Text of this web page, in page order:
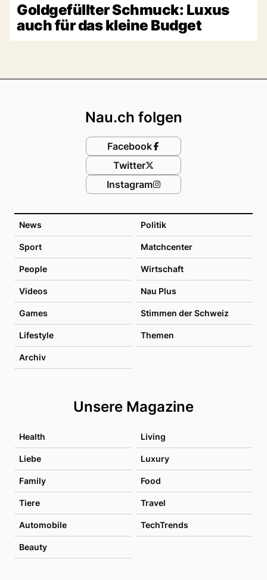
Goldgefüllter Schmuck: Luxus
auch für das kleine Budget
News Politik
Sport Matchcenter
People Wirtschaft
Videos Nau Plus
Games Stimmen der Schweiz
Lifestyle Themen
Archiv
Unsere Magazine
Health Living
Liebe Luxury
Family Food
Tiere Travel
Automobile TechTrends
Beauty
Nau.ch folgen
Facebook
Twitter
Instagram